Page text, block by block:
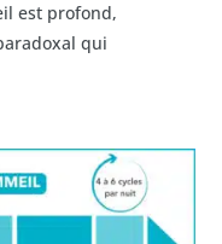
est profond,
qui